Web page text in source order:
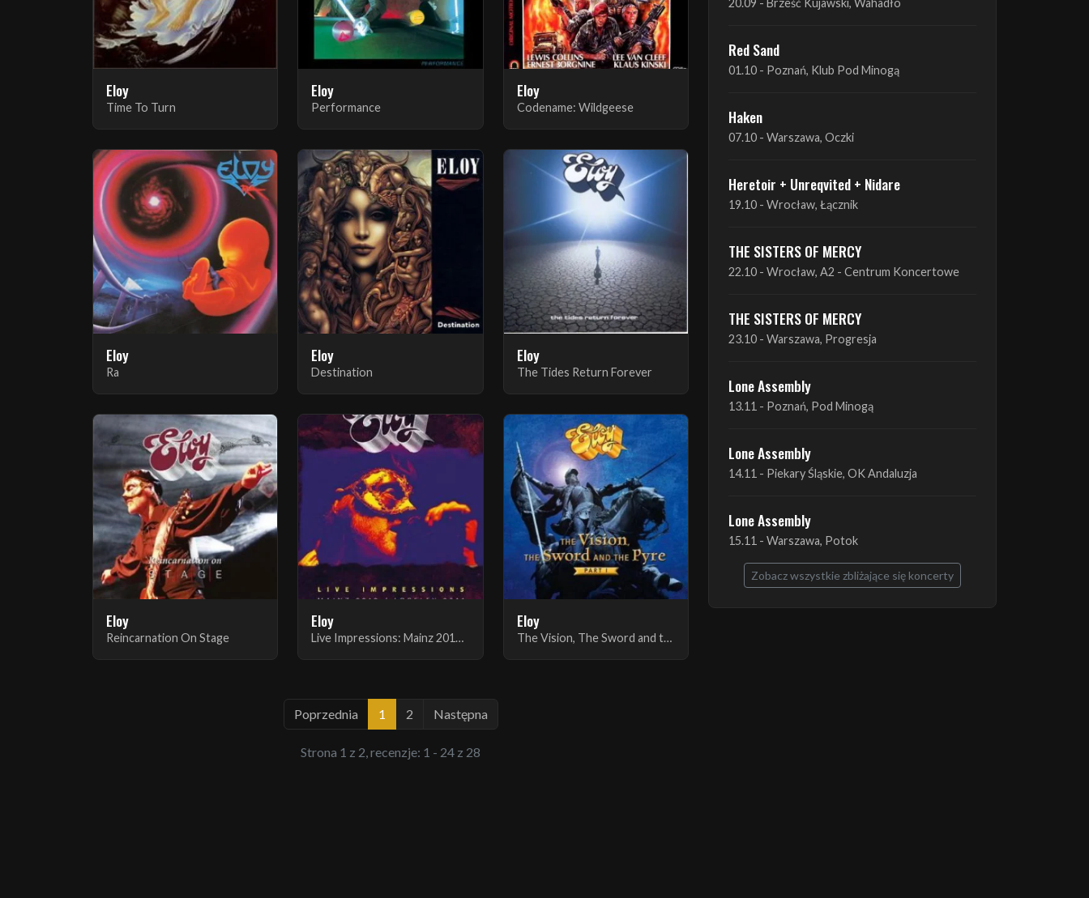
Eloy
Time To Turn
Eloy
Performance
Eloy
Codename: Wildgeese
Eloy
Ra
Eloy
Destination
Eloy
The Tides Return Forever
Eloy
Reincarnation On Stage
Eloy
Live Impressions: Mainz 2012/Loreley 2011 [DVD]
Eloy
The Vision, The Sword and the Pyre, Part I
Poprzednia 1 2 Następna
Strona 1 z 2, recenzje: 1 - 24 z 28
01.10 - Poznań, Klub Pod Minogą
Haken
07.10 - Warszawa, Oczki
Heretoir + Unreqvited + Nidare
19.10 - Wrocław, Łącznik
THE SISTERS OF MERCY
22.10 - Wrocław, A2 - Centrum Koncertowe
THE SISTERS OF MERCY
23.10 - Warszawa, Progresja
Lone Assembly
13.11 - Poznań, Pod Minogą
Lone Assembly
14.11 - Piekary Śląskie, OK Andaluzja
Lone Assembly
15.11 - Warszawa, Potok
Zobacz wszystkie zbliżające się koncerty